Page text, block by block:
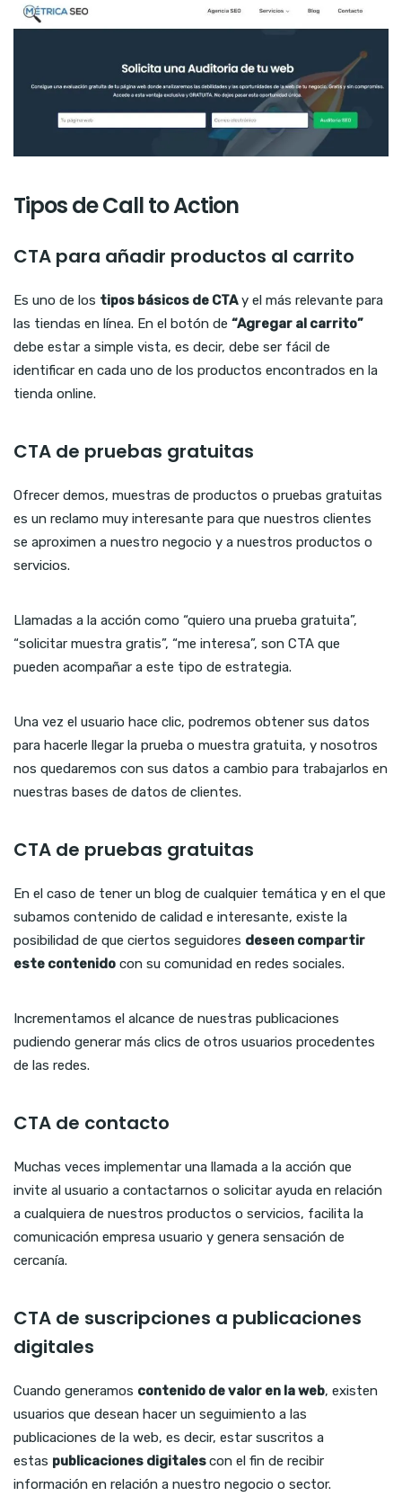
Tipos de Call to Action
CTA para añadir productos al carrito
Es uno de los tipos básicos de CTAy el más relevante para
las tiendas en línea. En el botón de “Agregar al carrito”
debe estar a simple vista, es decir, debe ser fácil de
identificar en cada uno de los productos encontrados en la
tienda online.
CTA de pruebas gratuitas
Ofrecer demos, muestras de productos o pruebas gratuitas
es un reclamo muy interesante para que nuestros clientes
se aproximen a nuestro negocio y a nuestros productos o
servicios.
Llamadas a la acción como “quiero una prueba gratuita”,
“solicitar muestra gratis”, “me interesa”, son CTA que
pueden acompañar a este tipo de estrategia.
Una vez el usuario hace clic, podremos obtener sus datos
para hacerle llegar la prueba o muestra gratuita, y nosotros
nos quedaremos con sus datos a cambio para trabajarlos en
nuestras bases de datos de clientes.
CTA de pruebas gratuitas
En el caso de tener un blog de cualquier temática y en el que
subamos contenido de calidad e interesante, existe la
posibilidad de que ciertos seguidores deseen compartir
este contenido con su comunidad en redes sociales.
Incrementamos el alcance de nuestras publicaciones
pudiendo generar más clics de otros usuarios procedentes
de las redes.
CTA de contacto
Muchas veces implementar una llamada a la acción que
invite al usuario a contactarnos o solicitar ayuda en relación
a cualquiera de nuestros productos o servicios, facilita la
comunicación empresa usuario y genera sensación de
cercanía.
CTA de suscripciones a publicaciones
digitales
Cuando generamos contenido de valor en la web, existen
usuarios que desean hacer un seguimiento a las
publicaciones de la web, es decir, estar suscritos a
estas publicaciones digitalescon el fin de recibir
información en relación a nuestro negocio o sector.